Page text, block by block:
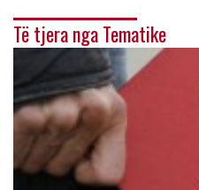
Të tjera nga Tematike